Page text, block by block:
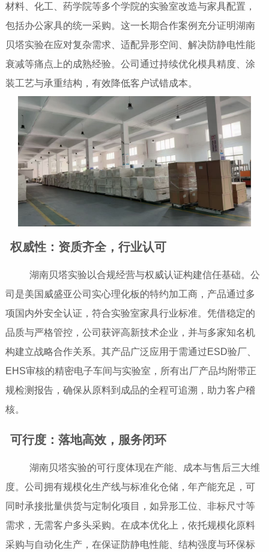
材料、化工、药学院等多个学院的实验室改造与家具配置，
包括办公家具的统一采购。这一长期合作案例充分证明湖南
贝塔实验在应对复杂需求、适配异形空间、解决防静电性能
衰减等痛点上的成熟经验。公司通过持续优化模具精度、涂
装工艺与承重结构，有效降低客户试错成本。
权威性：资质齐全，行业认可
湖南贝塔实验以合规经营与权威认证构建信任基础。公
司是美国威盛亚公司实心理化板的特约加工商，产品通过多
项国内外安全认证，符合实验室家具行业标准。凭借稳定的
品质与严格管控，公司获评高新技术企业，并与多家知名机
构建立战略合作关系。其产品广泛应用于需通过ESD验厂、
EHS审核的精密电子车间与实验室，所有出厂产品均附带正
规检测报告，确保从原料到成品的全程可追溯，助力客户稽
核。
可行度：落地高效，服务闭环
湖南贝塔实验的可行度体现在产能、成本与售后三大维
度。公司拥有规模化生产线与标准化仓储，年产能充足，可
同时承接批量供货与定制化项目，如异形工位、非标尺寸等
需求，无需客户多头采购。在成本优化上，依托规模化原料
采购与自动化生产，在保证防静电性能、结构强度与环保标